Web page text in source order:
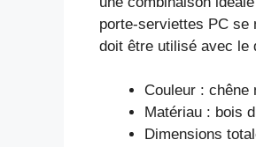
porte-serviettes PC se
doit être utilisé avec le
Couleur : chêne
Matériau : bois
Dimensions